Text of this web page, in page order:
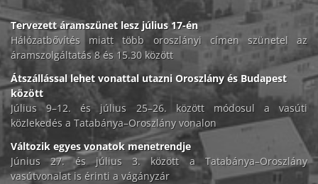
Tervezett áramszünet lesz július 17-én
Hálózatbővítés miatt több oroszlányi címen szünetel az
áramszolgáltatás 8 és 15.30 között
Átszállással lehet vonattal utazni Oroszlány és Budapest
között
Július 9–12. és július 25–26. között módosul a vasúti
közlekedés a Tatabánya–Oroszlány vonalon
Változik egyes vonatok menetrendje
Június 27. és július 3. között a Tatabánya–Oroszlány
vasútvonalat is érinti a vágányzár